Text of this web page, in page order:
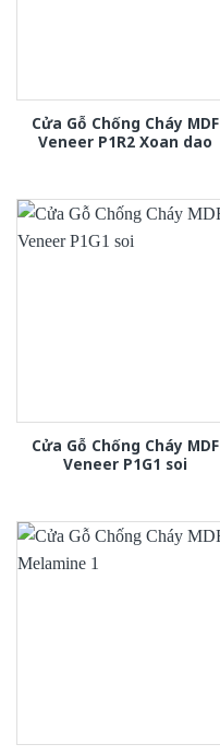
Cửa Gỗ Chống Cháy MDF
Veneer P1R2 Xoan dao
Cửa Gỗ Chống Cháy MDF
Veneer P1G1 soi